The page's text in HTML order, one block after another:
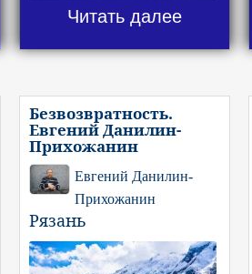
Читать далее
Безвозвратность.
Евгений Данилин-
Прихожанин
Евгений Данилин-
Прихожанин
Рязань